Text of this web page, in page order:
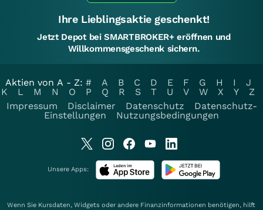
Ihre Lieblingsaktie geschenkt!
Jetzt Depot bei SMARTBROKER+ eröffnen und
Willkommensgeschenk sichern.
Aktien von A - Z: # A B C D E F G H I
J
K
L M N O P Q R S T U V W X Y
Z
Impressum
Disclaimer Datenschutz
Datenschutz-
Einstellungen
Nutzungsbedingungen
Unsere Apps:
Wenn Sie Kursdaten, Widgets oder andere Finanzinformationen benötigen, hilft